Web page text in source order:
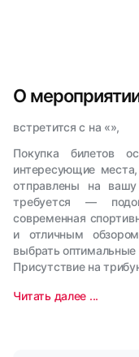
О
встретится с на «»,
Покупка билетов
интересующие
отправлены на
требуется —
современная
и отличным
выбрать
Присутствие на
Читать далее ...